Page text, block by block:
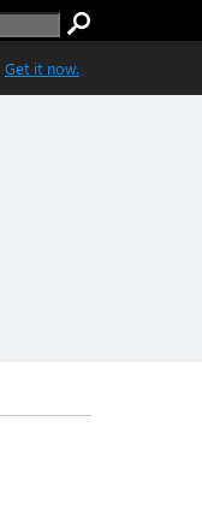
Get it now.